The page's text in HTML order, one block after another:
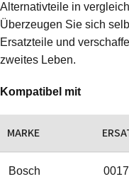
Alternativteile in
Überzeugen Sie sich
Ersatzteile und
zweites Leben.
Kompatibel mit
MARKE
Bosch